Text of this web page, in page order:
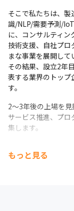
そこで私たちは、
識/NLP/需要予測/
に、コンサルティ
技術支援、自社プ
まな事業を展開して
その結果、設立2年
表する業界のトップ
す。
2～3年後の上場を
サービス推進、プ
集します。
もっと見る